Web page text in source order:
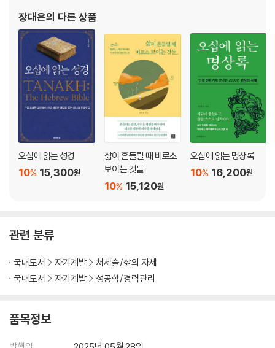
2:15~20
25 마른 뼈도 살아날 수 있다 에 37:1~10
26 성급함과 분노를 다스리는 지혜 잠 15:18
27 한 번의 작은 실수를 가벼이 여기지 말라 사 2:6~10
28 하나님의 네 가지 선물 전 3:12~13
29 복과 저주가 우리 앞에 놓여 있다 신 11:26~28
30 남들이 하는 말에 마음을 쓰지 말아라 전 7:21~22
31 목표를 이루지 못함도 영광이다 신 34:1~10
32 들어와도 복을 받고 나가도 복을 받는 조건 신 28:1~8
33 실천은 어렵지 않다 신 30:11~14
34 성공은 혼자 이룰 수 없다 다 1:6~9
35 당신의 격이 경쟁력이다 열 3:5~9
38 준비된 강점, 나의 물맷돌로 승부하기 사 17:38~51
39 꿈은 보호되어야 한다 잠 14:12
40 인생의 주인공은 바로 당신입니다 예 4:17
에필로그 인생의 정답은 회피 너머에 있습니다
했다. 유대 경전과 탈무드를 깊이 탐구하며
장대은의 다른 상품
오십에 읽는 성경
15,300원
10%
삶이 흔들릴 때 비로소
보이는 것들
15,120원
10%
오십에 읽는 명상록
16,200원
10%
관련 분류
국내도서 자기계발
처세술/삶의 자세
국내도서
자기계발 성공학/경력관리
품목정보